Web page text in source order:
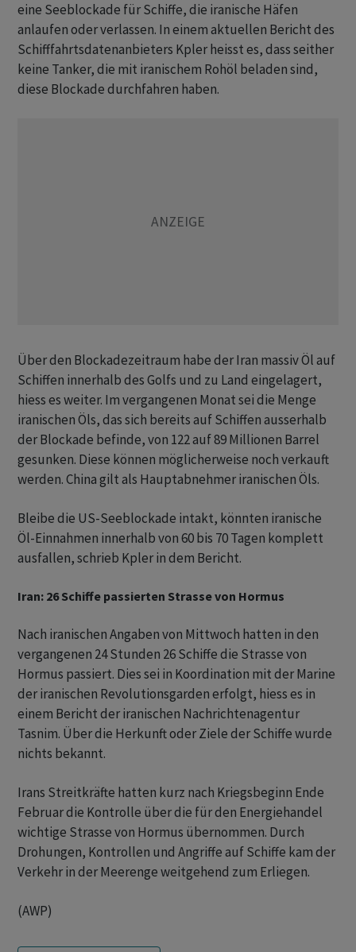
eine Seeblockade für Schiffe, die iranische Häfen
anlaufen oder verlassen. In einem aktuellen Bericht des
Schifffahrtsdatenanbieters Kpler heisst es, dass seither
keine Tanker, die mit iranischem Rohöl beladen sind,
diese Blockade durchfahren haben.
Über den Blockadezeitraum habe der Iran massiv Öl auf
Schiffen innerhalb des Golfs und zu Land eingelagert,
hiess es weiter. Im vergangenen Monat sei die Menge
iranischen Öls, das sich bereits auf Schiffen ausserhalb
der Blockade befinde, von 122 auf 89 Millionen Barrel
gesunken. Diese können möglicherweise noch verkauft
werden. China gilt als Hauptabnehmer iranischen Öls.
Bleibe die US-Seeblockade intakt, könnten iranische
Öl-Einnahmen innerhalb von 60 bis 70 Tagen komplett
ausfallen, schrieb Kpler in dem Bericht.
Iran: 26 Schiffe passierten Strasse von Hormus
Nach iranischen Angaben von Mittwoch hatten in den
vergangenen 24 Stunden 26 Schiffe die Strasse von
Hormus passiert. Dies sei in Koordination mit der Marine
der iranischen Revolutionsgarden erfolgt, hiess es in
einem Bericht der iranischen Nachrichtenagentur
Tasnim. Über die Herkunft oder Ziele der Schiffe wurde
nichts bekannt.
Irans Streitkräfte hatten kurz nach Kriegsbeginn Ende
Februar die Kontrolle über die für den Energiehandel
wichtige Strasse von Hormus übernommen. Durch
Drohungen, Kontrollen und Angriffe auf Schiffe kam der
Verkehr in der Meerenge weitgehend zum Erliegen.
(AWP)